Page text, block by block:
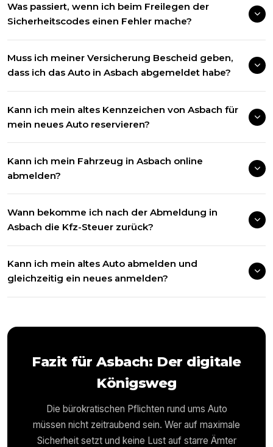
Was passiert, wenn ich beim Freilegen der
Sicherheitscodes einen Fehler mache?
Muss ich meiner Versicherung Bescheid geben,
dass ich das Auto in Asbach abgemeldet habe?
Kann ich mein altes Kennzeichen von Asbach für
mein neues Auto reservieren?
Kann ich mein Fahrzeug in Asbach online
abmelden?
Wann bekomme ich nach der Abmeldung in
Asbach die Kfz-Steuer zurück?
Kann ich mein altes Auto abmelden und
gleichzeitig ein neues anmelden?
Fazit fürAsbach: Der digitale
Königsweg
Die bürokratischen Pflichten rund ums Auto
müssen nicht zeitraubend sein. Wer auf maximale
Sicherheit setzt und keine Lust auf starre Ämter